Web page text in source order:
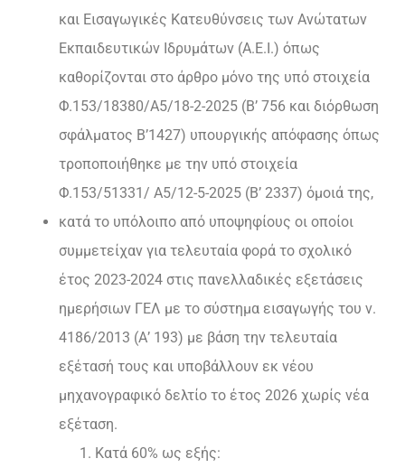
και Εισαγωγικές Κατευθύνσεις των Ανώτατων
Εκπαιδευτικών Ιδρυμάτων (Α.Ε.Ι.) όπως
καθορίζονται στο άρθρο μόνο της υπό στοιχεία
Φ.153/18380/Α5/18-2-2025 (Β’ 756 και διόρθωση
σφάλματος Β’1427) υπουργικής απόφασης όπως
τροποποιήθηκε με την υπό στοιχεία
Φ.153/51331/ Α5/12-5-2025 (Β’ 2337) όμοιά της,
κατά το υπόλοιπο από υποψηφίους οι οποίοι
συμμετείχαν για τελευταία φορά το σχολικό
έτος 2023-2024 στις πανελλαδικές εξετάσεις
ημερήσιων ΓΕΛ με το σύστημα εισαγωγής του ν.
4186/2013 (Α’ 193) με βάση την τελευταία
εξέτασή τους και υποβάλλουν εκ νέου
μηχανογραφικό δελτίο το έτος 2026 χωρίς νέα
εξέταση.
Κατά 60% ως εξής: